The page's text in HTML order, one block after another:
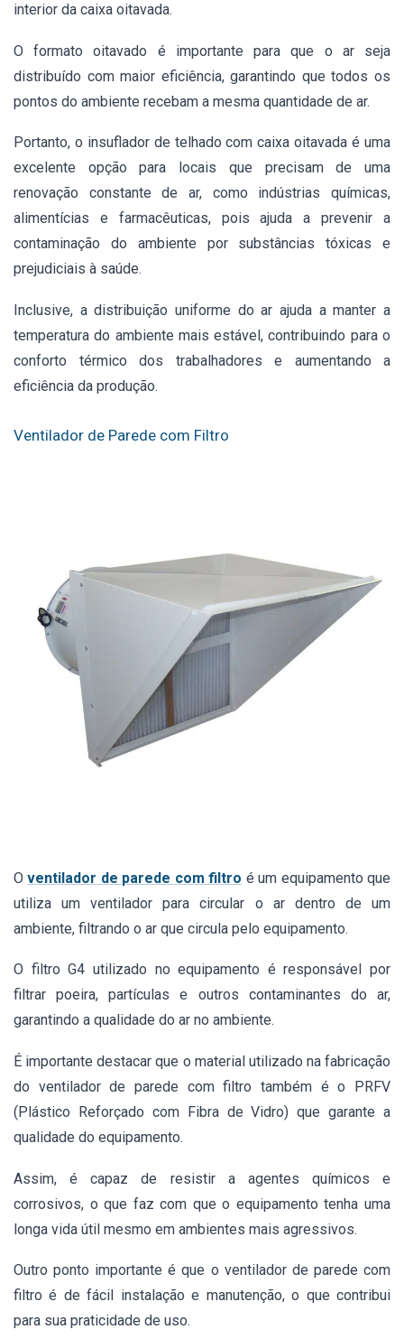
interior da caixa oitavada.
O formato oitavado é importante para que o ar seja
distribuído com maior eficiência, garantindo que todos os
pontos do ambiente recebam a mesma quantidade de ar.
Portanto, o insuflador de telhado com caixa oitavada é uma
excelente opção para locais que precisam de uma
renovação constante de ar, como indústrias químicas,
alimentícias e farmacêuticas, pois ajuda a prevenir a
contaminação do ambiente por substâncias tóxicas e
prejudiciais à saúde.
Inclusive, a distribuição uniforme do ar ajuda a manter a
temperatura do ambiente mais estável, contribuindo para o
conforto térmico dos trabalhadores e aumentando a
eficiência da produção.
Ventilador de Parede com Filtro
Oventilador de parede com filtro é um equipamento que
utiliza um ventilador para circular o ar dentro de um
ambiente, filtrando o ar que circula pelo equipamento.
O filtro G4 utilizado no equipamento é responsável por
filtrar poeira, partículas e outros contaminantes do ar,
garantindo a qualidade do ar no ambiente.
É importante destacar que o material utilizado na fabricação
do ventilador de parede com filtro também é o PRFV
(Plástico Reforçado com Fibra de Vidro) que garante a
qualidade do equipamento.
Assim,é capaz de resistir a agentes químicos e
corrosivos, o que faz com que o equipamento tenha uma
longa vida útil mesmo em ambientes mais agressivos.
Outro ponto importante é que o ventilador de parede com
filtro é de fácil instalação e manutenção, o que contribui
para sua praticidade de uso.